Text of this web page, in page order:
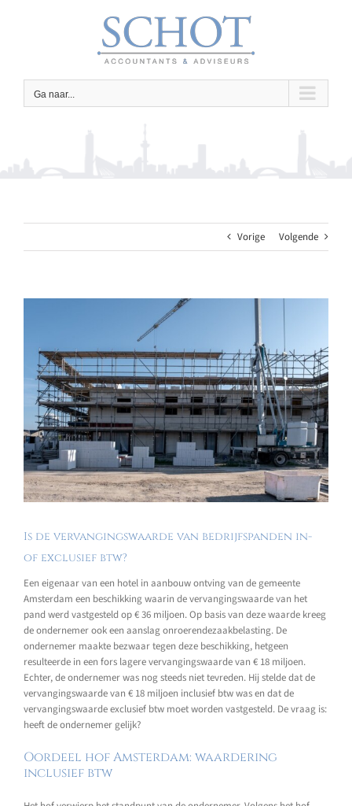
Ga naar...
Vorige Volgende
Is de vervangingswaarde van bedrijfspanden in-
of exclusief btw?
Een eigenaar van een hotel in aanbouw ontving van de gemeente
Amsterdam een beschikking waarin de vervangingswaarde van het
pand werd vastgesteld op € 36 miljoen. Op basis van deze waarde kreeg
de ondernemer ook een aanslag onroerendezaakbelasting. De
ondernemer maakte bezwaar tegen deze beschikking, hetgeen
resulteerde in een fors lagere vervangingswaarde van € 18 miljoen.
Echter, de ondernemer was nog steeds niet tevreden. Hij stelde dat de
vervangingswaarde van € 18 miljoen inclusief btw was en dat de
vervangingswaarde exclusief btw moet worden vastgesteld. De vraag is:
heeft de ondernemer gelijk?
Oordeel hof Amsterdam: waardering
inclusief btw